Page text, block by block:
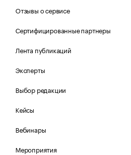
Отзывы о сервисе
Сертифицированные партнеры
Лента публикаций
Эксперты
Выбор редакции
Кейсы
Вебинары
Мероприятия